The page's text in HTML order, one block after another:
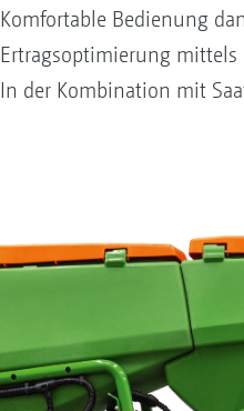
Komfortable Bedienung
Ertragsoptimierung
In der Kombination mit